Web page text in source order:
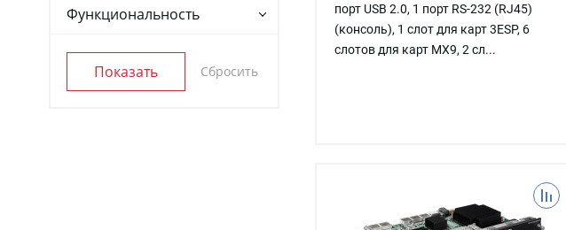
Функциональность
порт USB 2.0, 1 порт RS-232 (RJ45)
(консоль), 1 слот для карт 3ESP, 6
слотов для карт MX9, 2 сл...